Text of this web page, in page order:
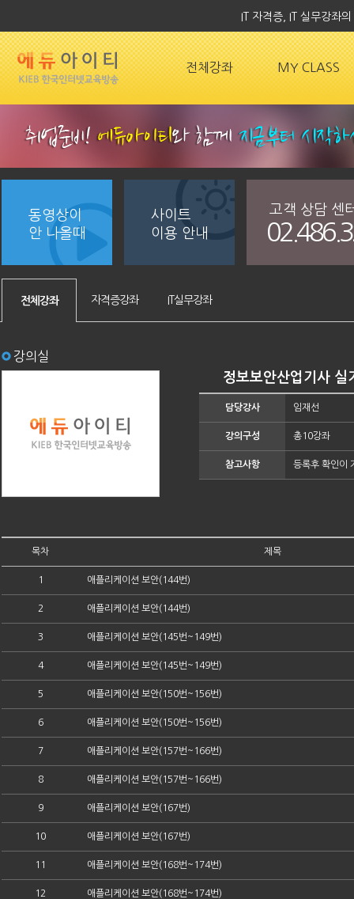
IT 자격증, IT 실무강좌
전체강좌 MY CLASS
동영상이
안 나올때
사이트
이용 안내
고객 상담 센
전체강좌 자격증강좌 IT실무강좌
강의실
정보보안산업기사
담당강사 임재선
강의구성 총10강좌
참고사항 등록후 확인이
목차 제목
1 애플리케이션 보안(144번)
2 애플리케이션 보안(144번)
3 애플리케이션 보안(145번~149번)
4 애플리케이션 보안(145번~149번)
5 애플리케이션 보안(150번~156번)
6 애플리케이션 보안(150번~156번)
7 애플리케이션 보안(157번~166번)
8 애플리케이션 보안(157번~166번)
9 애플리케이션 보안(167번)
10 애플리케이션 보안(167번)
11 애플리케이션 보안(168번~174번)
12 애플리케이션 보안(168번~174번)